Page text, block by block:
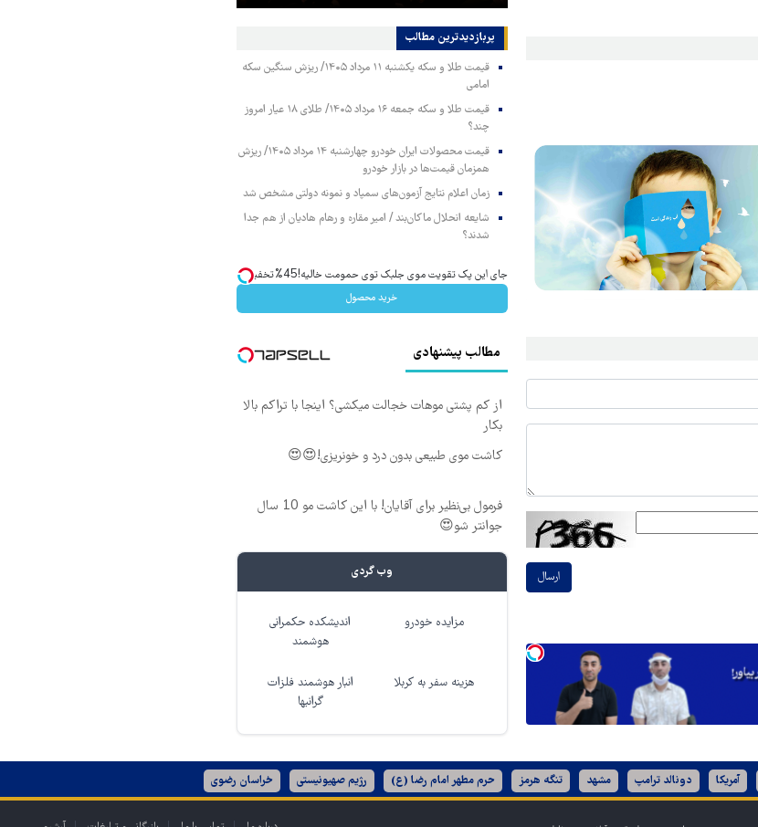
ارسال
پربازدیدترین‌ مطالب
قیمت طلا و سکه یکشنبه ۱۱ مرداد ۱۴۰۵/ ریزش سنگین سکه
امامی
قیمت طلا و سکه جمعه ۱۶ مرداد ۱۴۰۵/ طلای ۱۸ عیار امروز
چند؟
قیمت محصولات ایران خودرو چهارشنبه ۱۴ مرداد ۱۴۰۵/ ریزش
همزمان قیمت‌ها در بازار خودرو
زمان اعلام نتایج آزمون‌های سمپاد و نمونه دولتی مشخص شد
شایعه انحلال ماکان‌بند / امیر مقاره و رهام هادیان از هم جدا
شدند؟
جای این پک تقویت موی جلبک توی حمومت خالیه!45%تخفیف
خرید محصول
مطالب پیشنهادی
از کم پشتی موهات خجالت میکشی؟ اینجا با تراکم بالا
بکار
کاشت موی طبیعی بدون درد و خونریزی!😍😍
فرمول بی‌نظیر برای آقایان! با این کاشت مو 10 سال
جوانتر شو😍
وب گردی
مزایده خودرو
اندیشکده حکمرانی
هوشمند
هزینه سفر به کربلا
انبار هوشمند فلزات
گرانبها
آمریکا دونالد ترامپ مشهد تنگه هرمز حرم مطهر امام رضا (ع) رژیم صهیونیستی خراسان رضوی